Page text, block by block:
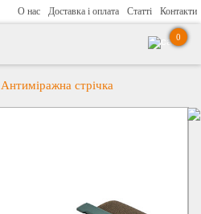
О нас Доставка і оплата Статті Контакти
0
Антиміражна стрічка